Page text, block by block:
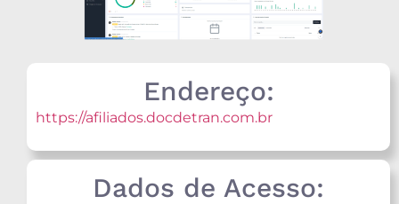
Endereço:
https://afiliados.docdetran.com.br
Dados de Acesso: